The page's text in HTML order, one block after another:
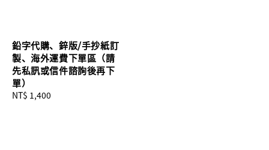
鉛字代購、鋅版/手抄紙訂
製、海外運費下單區（請
先私訊或信件諮詢後再下
單）
Regular
NT$ 1,400